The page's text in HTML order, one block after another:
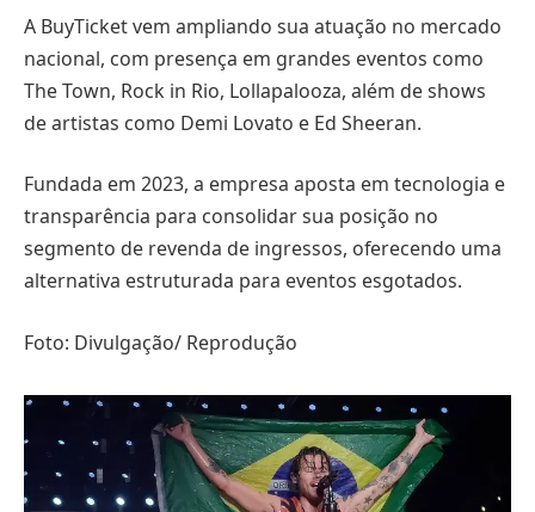
A BuyTicket vem ampliando sua atuação no mercado
nacional, com presença em grandes eventos como
The Town, Rock in Rio, Lollapalooza, além de shows
de artistas como Demi Lovato e Ed Sheeran.
Fundada em 2023, a empresa aposta em tecnologia e
transparência para consolidar sua posição no
segmento de revenda de ingressos, oferecendo uma
alternativa estruturada para eventos esgotados.
Foto: Divulgação/ Reprodução